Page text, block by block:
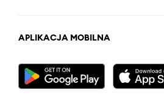
APLIKACJA MOBILNA